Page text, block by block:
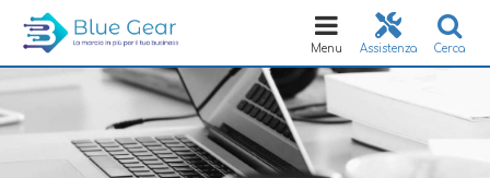
Cerca
Assistenza
Toggle
navigation
Menu